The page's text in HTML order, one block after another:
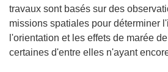
u
v
r
e
travaux sont basés sur des
missions spatiales pour déterminer
l'orientation et les effets de marée
certaines d'entre elles n'ayant